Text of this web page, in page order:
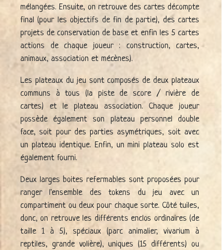
mélangées. Ensuite, on retrouve des cartes décompte
final (pour les objectifs de fin de partie), des cartes
projets de conservation de base et enfin les 5 cartes
actions de chaque joueur : construction, cartes,
animaux, association et mécènes).
Les plateaux du jeu sont composés de deux plateaux
communs à tous (la piste de score / rivière de
cartes) et le plateau association. Chaque joueur
possède également son plateau personnel double
face, soit pour des parties asymétriques, soit avec
un plateau identique. Enfin, un mini plateau solo est
également fourni.
Deux larges boites refermables sont proposées pour
ranger l'ensemble des tokens du jeu avec un
compartiment ou deux pour chaque sorte. Côté tuiles,
donc, on retrouve les différents enclos ordinaires (de
taille 1 à 5), spéciaux (parc animalier, vivarium à
reptiles, grande volière), uniques (15 différents) ou